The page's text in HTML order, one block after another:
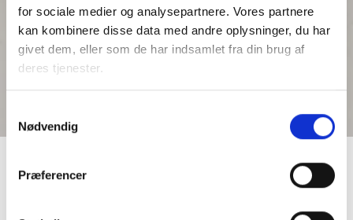
for sociale medier og analysepartnere. Vores partnere
kan kombinere disse data med andre oplysninger, du har
givet dem, eller som de har indsamlet fra din brug af
deres tjenester.
Nødvendig
Præferencer
Hver sjette ung fra den almene sektor